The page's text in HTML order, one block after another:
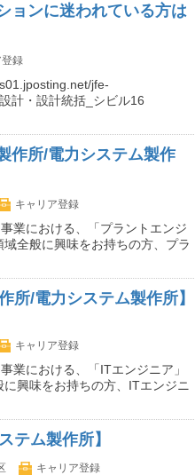
ョンに迷われている方は
録
jfe-
計・設計統括_シビル16
作所/電力システム製作
キャリア登録
業における、「プラントエンジ
全般に興味をお持ちの方、プラ
所/電力システム製作所】
キャリア登録
業における、「ITエンジニア」
興味をお持ちの方、ITエンジニ
テム製作所】
キャリア登録